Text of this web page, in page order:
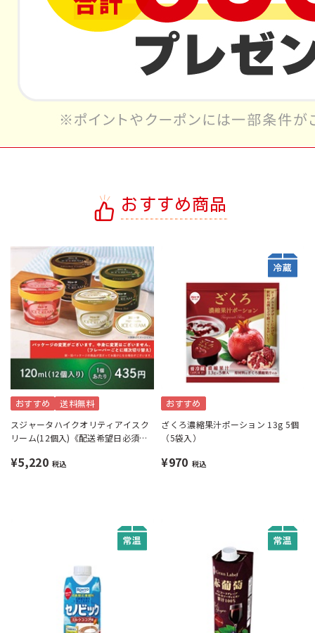
おすすめ商品
おすすめ 送料無料
スジャータハイクオリティアイスク
リーム(12個入)《配送希望日必須※
¥5,220 税込
おすすめ
ざくろ濃縮果汁ポーション 13g 5個
（5袋入）
¥970 税込